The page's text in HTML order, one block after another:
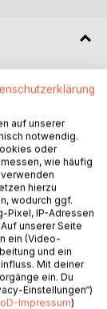
die sich
auf unserer
notwendig.
oder
wie häufig
hierzu
wodurch ggf.
Pixel, IP-Adressen
unserer Seite
ein (Video-
und ein
Mit deiner
ein. Du
Einstellungen“)
Impressum)